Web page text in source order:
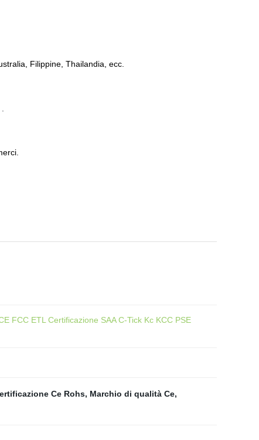
Filippine, Thailandia, ecc.
FCC ETL Certificazione SAA C-Tick Kc KCC PSE
Ce Rohs, Marchio di qualità Ce,